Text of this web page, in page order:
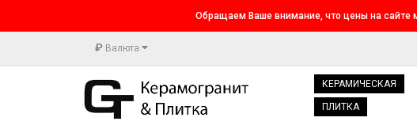
Обращаем Ваше внимание, что цены на сайте
₽ Валюта
КЕРАМИЧЕСКАЯ
ПЛИТКА